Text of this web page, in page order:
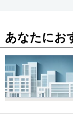
あなたにお